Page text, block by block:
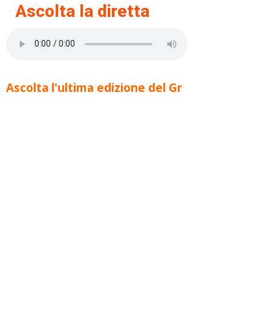
Ascolta la diretta
Ascolta l'ultima edizione del Gr